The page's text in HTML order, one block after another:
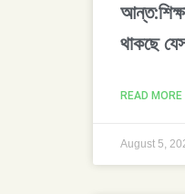
থাকছে
READ MORE
August 5,